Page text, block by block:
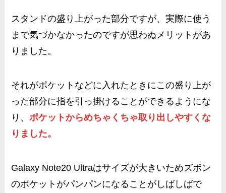
スタンドの盛り上がった部分ですが、実際に使う
まで気づかなかったのですが思わぬメリット があ
りました。
それがポケットなどに入れたときにこの盛り上が
った部分に指を引っ掛けることができるようにな
り、ポケットからめちゃくちゃ取り出しやすくな
りました。
Galaxy Note20 Ultraはサイズが大きいためズボン
のポケットがパンパンになることがしばしばで